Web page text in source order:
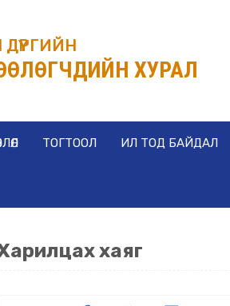
ХУРАЛ
ТОГТООЛ ИЛ ТОД БАЙДАЛ
хаяг